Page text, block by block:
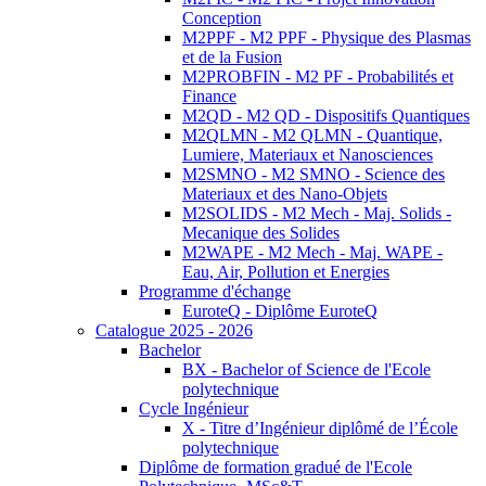
Conception
M2PPF - M2 PPF - Physique des Plasmas
et de la Fusion
M2PROBFIN - M2 PF - Probabilités et
Finance
M2QD - M2 QD - Dispositifs Quantiques
M2QLMN - M2 QLMN - Quantique,
Lumiere, Materiaux et Nanosciences
M2SMNO - M2 SMNO - Science des
Materiaux et des Nano-Objets
M2SOLIDS - M2 Mech - Maj. Solids -
Mecanique des Solides
M2WAPE - M2 Mech - Maj. WAPE -
Eau, Air, Pollution et Energies
Programme d'échange
EuroteQ - Diplôme EuroteQ
Catalogue 2025 - 2026
Bachelor
BX - Bachelor of Science de l'Ecole
polytechnique
Cycle Ingénieur
X - Titre d’Ingénieur diplômé de l’École
polytechnique
Diplôme de formation gradué de l'Ecole